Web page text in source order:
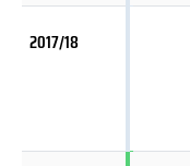
2017/18